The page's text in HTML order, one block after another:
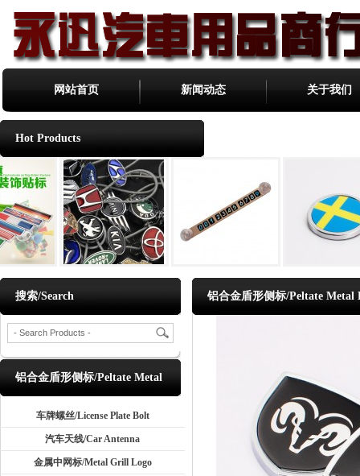
网站首页 新闻动态 关于我们
Hot Products
搜索/Search
铝合金盾形侧标/Peltate Metal
Label车牌螺丝/License Plate Bolt
汽车天线/Car Antenna
金属中网标/Metal Grill Logo
铝合金盾形侧标/Peltate Metal